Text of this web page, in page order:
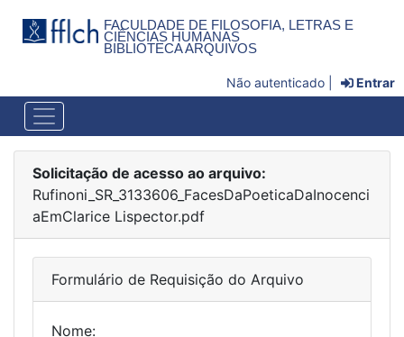
FACULDADE DE FILOSOFIA, LETRAS E
CIÊNCIAS HUMANAS
BIBLIOTECA ARQUIVOS
Não autenticado | Entrar
Solicitação de acesso ao arquivo:
Rufinoni_SR_3133606_FacesDaPoeticaDaInocenci
aEmClarice Lispector.pdf
Formulário de Requisição do Arquivo
Nome: